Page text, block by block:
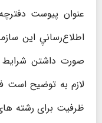
عنوان پيوست
اطلاع‌رسانيِ اين
صورت داشتن شرايط
لازم به توضیح است
ظرفیت برای رشته